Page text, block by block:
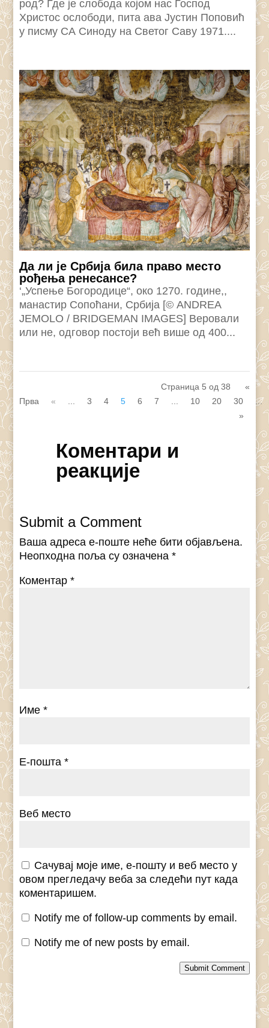
род? Где је слобода којом нас Господ
Христос ослободи, пита ава Јустин Поповић
у писму СА Синоду на Светог Саву 1971....
Да ли је Србија била право место
рођења ренесансе?
‘„Успење Богородице“, око 1270. године,,
манастир Сопоћани, Србија [© ANDREA
JEMOLO / BRIDGEMAN IMAGES] Веровали
или не, одговор постоји већ више од 400...
Страница 5 од 38
«
Прва
« 3 4 5 6 7 10 20 30
...
»
Коментари и
реакције
Submit a Comment
Ваша адреса е-поште неће бити објављена.
Неопходна поља су означена*
Коментар*
Име*
Е-пошта*
Веб место
Сачувај моје име, е-пошту и веб место у
овом прегледачу веба за следећи пут када
коментаришем.
Notify me of follow-up comments by email.
Notify me of new posts by email.
Submit Comment